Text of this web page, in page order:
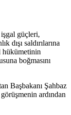
güçleri,
dışı saldırılarına
hükümetinin
boğmasını
Başbakanı Şahbaz
ardından